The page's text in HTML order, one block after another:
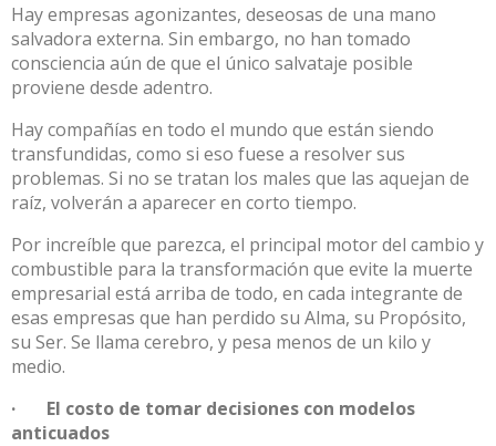
Hay empresas agonizantes, deseosas de una mano
salvadora externa. Sin embargo, no han tomado
consciencia aún de que el único salvataje posible
proviene desde adentro.
Hay compañías en todo el mundo que están siendo
transfundidas, como si eso fuese a resolver sus
problemas. Si no se tratan los males que las aquejan de
raíz, volverán a aparecer en corto tiempo.
Por increíble que parezca, el principal motor del cambio y
combustible para la transformación que evite la muerte
empresarial está arriba de todo, en cada integrante de
esas empresas que han perdido su Alma, su Propósito,
su Ser. Se llama cerebro, y pesa menos de un kilo y
medio.
· El costo de tomar decisiones con modelos
anticuados